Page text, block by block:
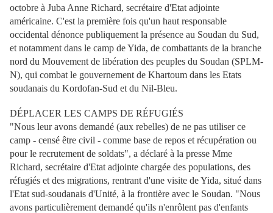
octobre à Juba Anne Richard, secrétaire d'Etat adjointe
américaine. C'est la première fois qu'un haut responsable
occidental dénonce publiquement la présence au Soudan du Sud,
et notamment dans le camp de Yida, de combattants de la branche
nord du Mouvement de libération des peuples du Soudan (SPLM-
N), qui combat le gouvernement de Khartoum dans les Etats
soudanais du Kordofan-Sud et du Nil-Bleu.
DÉPLACER LES CAMPS DE RÉFUGIÉS
"Nous leur avons demandé (aux rebelles) de ne pas utiliser ce
camp - censé être civil - comme base de repos et récupération ou
pour le recrutement de soldats", a déclaré à la presse Mme
Richard, secrétaire d'Etat adjointe chargée des populations, des
réfugiés et des migrations, rentrant d'une visite de Yida, situé dans
l'Etat sud-soudanais d'Unité, à la frontière avec le Soudan. "Nous
avons particulièrement demandé qu'ils n'enrôlent pas d'enfants